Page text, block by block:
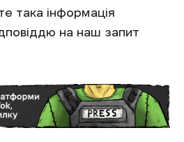
така інформація
на наш запит